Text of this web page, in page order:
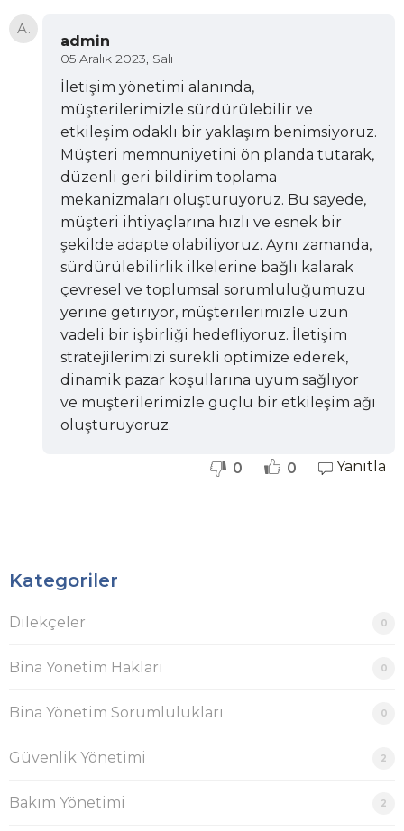
A.
admin
05 Aralık 2023, Salı
İletişim yönetimi alanında,
müşterilerimizle sürdürülebilir ve
etkileşim odaklı bir yaklaşım benimsiyoruz.
Müşteri memnuniyetini ön planda tutarak,
düzenli geri bildirim toplama
mekanizmaları oluşturuyoruz. Bu sayede,
müşteri ihtiyaçlarına hızlı ve esnek bir
şekilde adapte olabiliyoruz. Aynı zamanda,
sürdürülebilirlik ilkelerine bağlı kalarak
çevresel ve toplumsal sorumluluğumuzu
yerine getiriyor, müşterilerimizle uzun
vadeli bir işbirliği hedefliyoruz. İletişim
stratejilerimizi sürekli optimize ederek,
dinamik pazar koşullarına uyum sağlıyor
ve müşterilerimizle güçlü bir etkileşim ağı
oluşturuyoruz.
0 0 Yanıtla
Kategoriler
Dilekçeler 0
Bina Yönetim Hakları 0
Bina Yönetim Sorumlulukları 0
Güvenlik Yönetimi 2
Bakım Yönetimi 2